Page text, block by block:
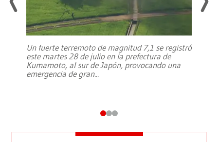
Un fuerte terremoto de magnitud 7,1 se registró
este martes 28 de julio en la prefectura de
Kumamoto, al sur de Japón, provocando una
emergencia de gran...